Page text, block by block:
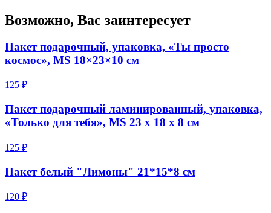
Возможно, Вас заинтересует
Пакет подарочный, упаковка, «Ты просто
космос», MS 18×23×10 см
125 ₽
Пакет подарочный ламинированный, упаковка,
«Только для тебя», MS 23 х 18 х 8 см
125 ₽
Пакет белый "Лимоны" 21*15*8 см
120 ₽